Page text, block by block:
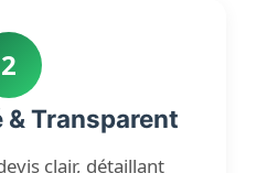
2
& Transparent
clair, détaillant